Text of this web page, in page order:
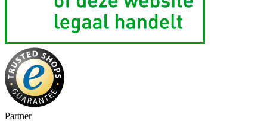
Partner